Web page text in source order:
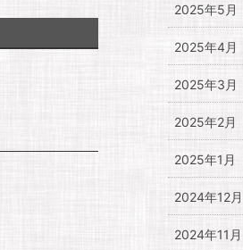
2025年5月
2025年4月
2025年3月
2025年2月
2025年1月
2024年12月
2024年11月